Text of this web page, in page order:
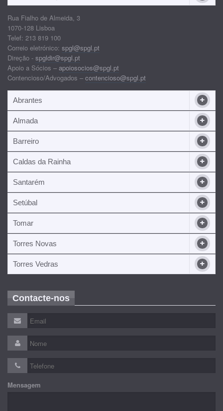
Rua Fialho de Almeida, 3
1070-128 Lisboa
Telef: 213 819 100
Correio eletrónico: spgl@spgl.pt
Direção - spgldir@spgl.pt
Apoio a Sócios – apoiosocios@spgl.pt
Contencioso/Advogados – contencioso@spgl.pt
Abrantes
Almada
Barreiro
Caldas da Rainha
Santarém
Setúbal
Tomar
Torres Novas
Torres Vedras
Contacte-nos
Mensagem